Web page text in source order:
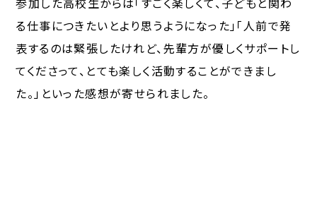
る仕事につきたいとより思うようになった」「人前で発
表するのは緊張したけれど、先輩方が優しくサポートし
てくださって、とても楽しく活動することができまし
た。」といった感想が寄せられました。